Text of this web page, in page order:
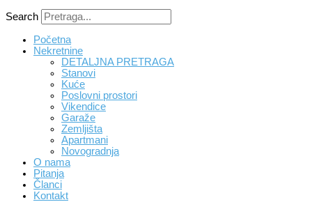
Search
Početna
Nekretnine
DETALJNA PRETRAGA
Stanovi
Kuće
Poslovni prostori
Vikendice
Garaže
Zemljišta
Apartmani
Novogradnja
O nama
Pitanja
Članci
Kontakt